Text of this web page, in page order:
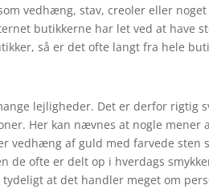
vedhæng, stav, creoler eller
butikkerne har let ved at have
så er det ofte langt fra hele
lejligheder. Det er derfor rigtig
Her kan nævnes at nogle
vedhæng af guld med farvede sten
de ofte er delt op i hverdags
at det handler meget om